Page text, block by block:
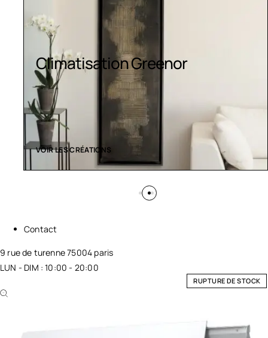
Climatisation Greenor
VOIR LES CRÉATIONS
Contact
9 rue de turenne 75004 paris
LUN - DIM : 10:00 - 20:00
RUPTURE DE STOCK